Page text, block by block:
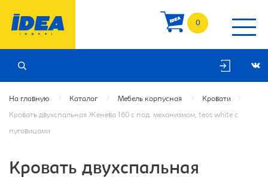
0
На главную Каталог Мебель корпусная Кровати
Кровать двухспальная Женева 160 с под. механизмом, teos white с
пуговицами
Кровать двухспальная